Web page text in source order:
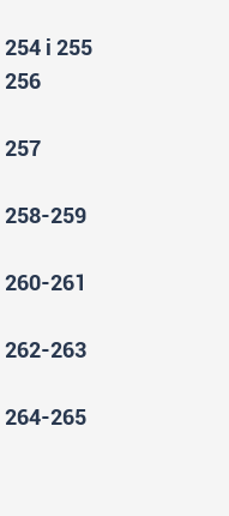
254 i 255
256
257
258-259
260-261
262-263
264-265